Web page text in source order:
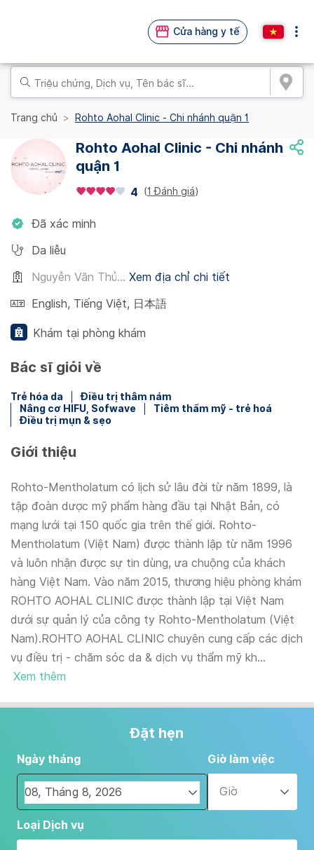
Cửa hàng y tế
Trang chủ Rohto Aohal Clinic - Chi nhánh quận 1
Rohto Aohal Clinic - Chi nhánh
quận 1
4 (1 Đánh giá)
Đã xác minh
Da liễu
Nguyễn Văn Thủ... Xem địa chỉ chi tiết
English, Tiếng Việt, 日本語
Khám tại phòng khám
Bác sĩ giỏi về
Trẻ hóa da
Điều trị thâm nám
Nâng cơ HIFU, Sofwave
Tiêm thẩm mỹ - trẻ hoá
Điều trị mụn & sẹo
Giới thiệu
Rohto-Mentholatum có lịch sử lâu đời từ năm 1899, là
tập đoàn dược mỹ phẩm hàng đầu tại Nhật Bản, có
mạng lưới tại 150 quốc gia trên thế giới. Rohto-
Mentholatum (Việt Nam) được thành lập từ năm 1996
và luôn nhận được sự tin dùng, ưa chuộng của khách
hàng Việt Nam. Vào năm 2015, thương hiệu phòng khám
ROHTO AOHAL CLINIC được thành lập tại Việt Nam
dưới sự quản lý của công ty Rohto-Mentholatum (Việt
Nam).ROHTO AOHAL CLINIC chuyên cung cấp các dịch
vụ điều trị - chăm sóc da & dịch vụ thẩm mỹ kh...
Xem thêm
Đặt hẹn
Ngày tháng
Navigate
forward
Giờ làm việc
Giờ
Loại Dịch vụ